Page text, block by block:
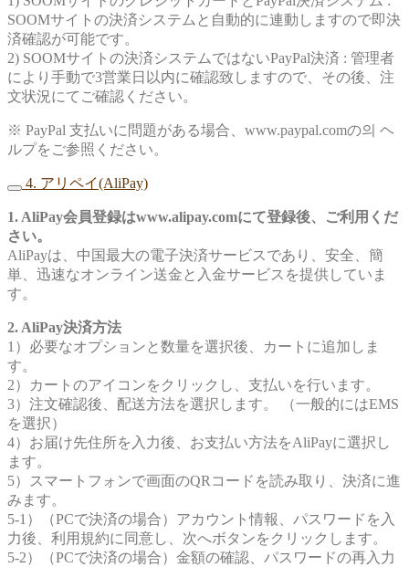
SOOMサイトの決済システムと自動的に連動しますので即決
済確認が可能です。
2) SOOMサイトの決済システムではないPayPal決済 : 管理者
により手動で3営業日以内に確認致しますので、その後、注
文状況にてご確認ください。
※ PayPal 支払いに問題がある場合、www.paypal.comの의 ヘ
ルプをご参照ください。
4. アリペイ(AliPay)
1. AliPay会員登録はwww.alipay.comにて登録後、ご利用くだ
さい。
AliPayは、中国最大の電子決済サービスであり、安全、簡
単、迅速なオンライン送金と入金サービスを提供していま
す。
2. AliPay決済方法
1）必要なオプションと数量を選択後、カートに追加しま
す。
2）カートのアイコンをクリックし、支払いを行います。
3）注文確認後、配送方法を選択します。 （一般的にはEMS
を選択）
4）お届け先住所を入力後、お支払い方法をAliPayに選択し
ます。
5）スマートフォンで画面のQRコードを読み取り、決済に進
みます。
5-1）（PCで決済の場合）アカウント情報、パスワードを入
力後、利用規約に同意し、次へボタンをクリックします。
5-2）（PCで決済の場合）金額の確認、パスワードの再入力